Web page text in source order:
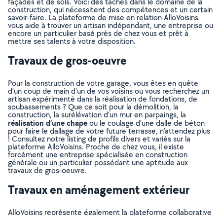
construction, qui nécessitent des compétences et un certain
savoir-faire. La plateforme de mise en relation AlloVoisins
vous aide à trouver un artisan indépendant, une entreprise ou
encore un particulier basé près de chez vous et prêt à
mettre ses talents à votre disposition.
Travaux de gros-oeuvre
Pour la construction de votre garage, vous êtes en quête
d’un coup de main d’un de vos voisins ou vous recherchez un
artisan expérimenté dans la réalisation de fondations, de
soubassements ? Que ce soit pour la démolition, la
construction, la surélévation d’un mur en parpaings, la
réalisation d’une chapeou le coulage d’une dalle de béton
pour faire le dallage de votre future terrasse, n’attendez plus
! Consultez notre listing de profils divers et variés sur la
plateforme AlloVoisins. Proche de chez vous, il existe
forcément une entreprise spécialisée en construction
générale ou un particulier possédant une aptitude aux
travaux de gros-oeuvre.
Travaux en aménagement extérieur
AlloVoisins représente également la plateforme collaborative